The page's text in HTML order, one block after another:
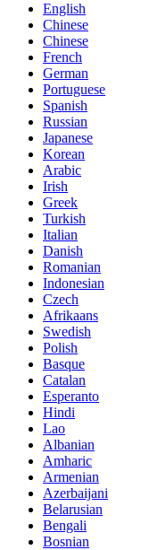
English
Chinese
Chinese
French
German
Portuguese
Spanish
Russian
Japanese
Korean
Arabic
Irish
Greek
Turkish
Italian
Danish
Romanian
Indonesian
Czech
Afrikaans
Swedish
Polish
Basque
Catalan
Esperanto
Hindi
Lao
Albanian
Amharic
Armenian
Azerbaijani
Belarusian
Bengali
Bosnian